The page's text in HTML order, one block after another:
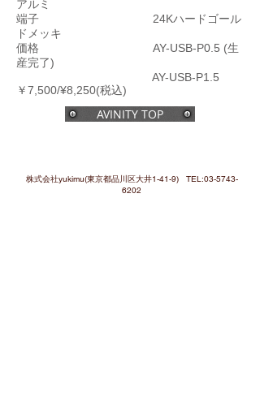
アルミ
端子 24Kハードゴール
ドメッキ
価格 AY-USB-P0.5 (生
産完了)
AY-USB-P1.5
￥7,500/¥8,250(税込)
AVINITY TOP
株式会社yukimu(東京都品川区大井1-41-9) TEL:03-5743-
6202